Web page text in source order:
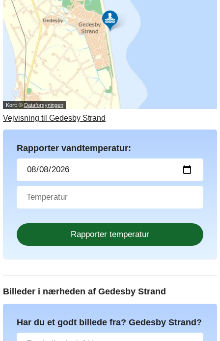
Kort: © Dataforsyningen
Vejvisning til Gedesby Strand
Rapporter vandtemperatur:
Billeder i nærheden af Gedesby Strand
Har du et godt billede fra? Gedesby Strand?